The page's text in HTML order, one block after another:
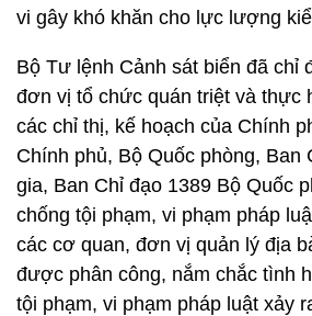
vi gây khó khăn cho lực lượng
Bộ Tư lệnh Cảnh sát biển đã chỉ
đơn vị tổ chức quán triệt và thực
các chỉ thị, kế hoạch của Chính
Chính phủ, Bộ Quốc phòng, Ban
gia, Ban Chỉ đạo 1389 Bộ Quốc
chống tội phạm, vi phạm pháp
các cơ quan, đơn vị quản lý địa
được phân công, nắm chắc tình
tội phạm, vi phạm pháp luật xảy